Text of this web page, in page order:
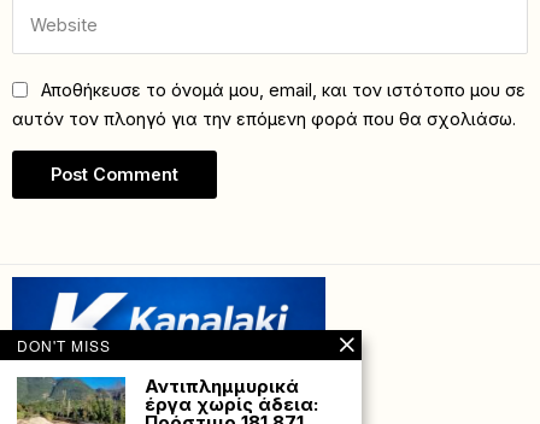
Αποθήκευσε το όνομά μου, email, και τον ιστότοπο μου σε
αυτόν τον πλοηγό για την επόμενη φορά που θα σχολιάσω.
DON'T MISS
Αντιπλημμυρικά
έργα χωρίς άδεια: